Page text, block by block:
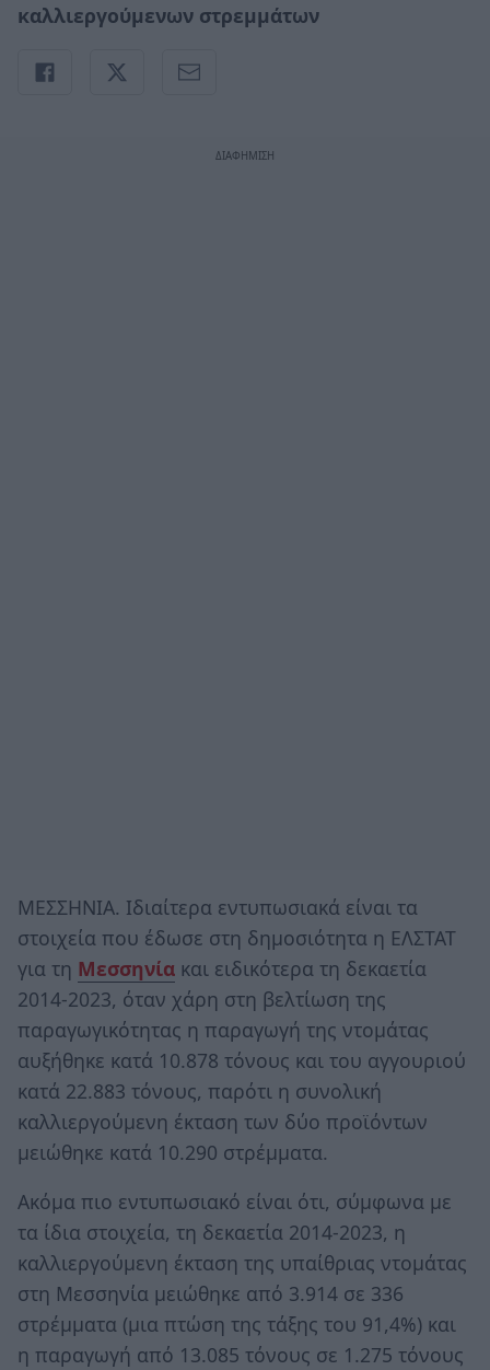
καλλιεργούμενων στρεμμάτων
ΜΕΣΣΗΝΙΑ. Ιδιαίτερα εντυπωσιακά είναι τα
στοιχεία που έδωσε στη δημοσιότητα η ΕΛΣΤΑΤ
για τη Μεσσηνία και ειδικότερα τη δεκαετία
2014-2023, όταν χάρη στη βελτίωση της
παραγωγικότητας η παραγωγή της ντομάτας
αυξήθηκε κατά 10.878 τόνους και του αγγουριού
κατά 22.883 τόνους, παρότι η συνολική
καλλιεργούμενη έκταση των δύο προϊόντων
μειώθηκε κατά 10.290 στρέμματα.
Ακόμα πιο εντυπωσιακό είναι ότι, σύμφωνα με
τα ίδια στοιχεία, τη δεκαετία 2014-2023, η
καλλιεργούμενη έκταση της υπαίθριας ντομάτας
στη Μεσσηνία μειώθηκε από 3.914 σε 336
στρέμματα (μια πτώση της τάξης του 91,4%) και
η παραγωγή από 13.085 τόνους σε 1.275 τόνους